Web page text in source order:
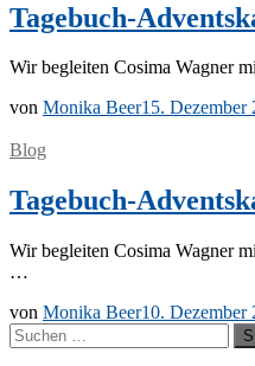
Tagebuch-
Wir be­glei­ten Co­si­ma Wag­ner
von Monika Beer15. Dezember
Blog
Tagebuch-
Wir be­glei­ten Co­si­ma Wag­ner
…
von Monika Beer10. Dezember
Suchen
nach: